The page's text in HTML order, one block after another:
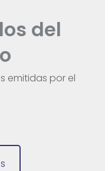
del
emitidas por el